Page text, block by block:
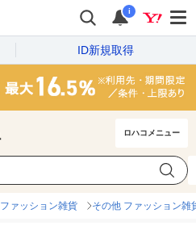
i
ID新規取得
ロハコメニュー
ファッション雑貨 その他 ファッション雑